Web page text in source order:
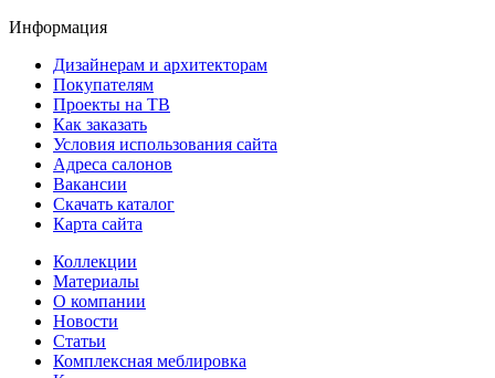
Информация
Дизайнерам и архитекторам
Покупателям
Проекты на ТВ
Как заказать
Условия использования сайта
Адреса салонов
Вакансии
Скачать каталог
Карта сайта
Коллекции
Материалы
О компании
Новости
Статьи
Комплексная меблировка